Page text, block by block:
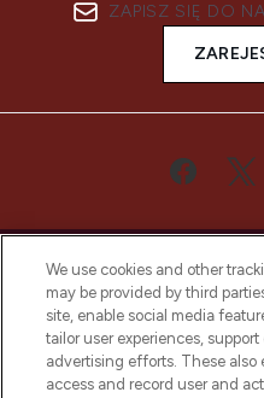
ZAPISZ SIĘ DO
Bądź pierwszą
najnowszych
uznanych marek,
We use cookies and other
may be provided by third
site, enable social media
tailor user experiences,
advertising efforts. These also
access and record user and